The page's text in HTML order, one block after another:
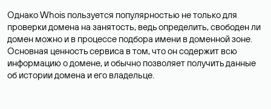
Однако Whois пользуется популярностью не только для
проверки домена на занятость, ведь определить, свободен ли
домен можно и в процессе подбора имени в доменной зоне.
Основная ценность сервиса в том, что он содержит всю
информацию о домене, и обычно позволяет получить данные
об истории домена и его владельце.